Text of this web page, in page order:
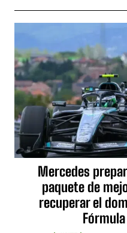
Mercedes
paquete de
recuperar el
Fórmula